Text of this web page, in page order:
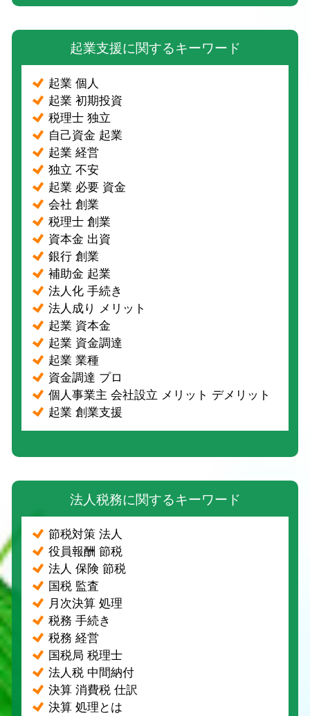
起業支援に関するキーワード
起業 個人
起業 初期投資
税理士 独立
自己資金 起業
起業 経営
独立 不安
起業 必要 資金
会社 創業
税理士 創業
資本金 出資
銀行 創業
補助金 起業
法人化 手続き
法人成り メリット
起業 資本金
起業 資金調達
起業 業種
資金調達 プロ
個人事業主 会社設立 メリット デメリット
起業 創業支援
法人税務に関するキーワード
節税対策 法人
役員報酬 節税
法人 保険 節税
国税 監査
月次決算 処理
税務 手続き
税務 経営
国税局 税理士
法人税 中間納付
決算 消費税 仕訳
決算 処理とは